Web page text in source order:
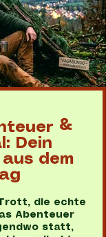
&
Dein
dem
die echte
Abenteuer
statt,